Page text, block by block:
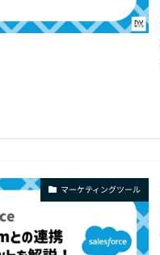
マーケティングツール